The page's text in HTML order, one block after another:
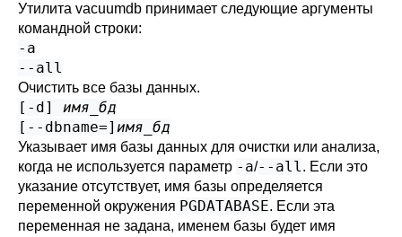
Утилита vacuumdb принимает следующие аргументы
командной строки:
-a
--all
Очистить все базы данных.
[ -d] имя_бд
[ --dbname=] имя_бд
Указывает имя базы данных для очистки или анализа,
когда не используется параметр -a/--all. Если это
указание отсутствует, имя базы определяется
переменной окружения PGDATABASE. Если эта
переменная не задана, именем базы будет имя